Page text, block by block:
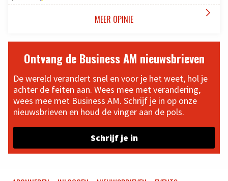
MEER OPINIE 
Ontvang de Business AM nieuwsbrieven
De wereld verandert snel en voor je het weet, hol je
achter de feiten aan. Wees mee met verandering,
wees mee met Business AM. Schrijf je in op onze
nieuwsbrieven en houd de vinger aan de pols.
Schrijf je in